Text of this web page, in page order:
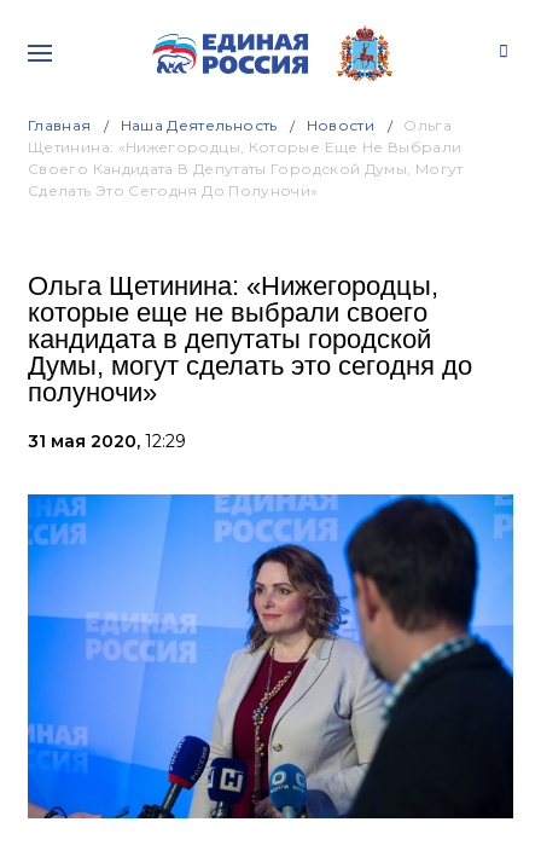
Главная Наша Деятельность Новости
Ольга
Щетинина: «Нижегородцы, Которые Еще Не Выбрали
Своего Кандидата В Депутаты Городской Думы, Могут
Сделать Это Сегодня До Полуночи»
Ольга Щетинина: «Нижегородцы,
которые еще не выбрали своего
кандидата в депутаты городской
Думы, могут сделать это сегодня до
полуночи»
31 мая 2020, 12:29